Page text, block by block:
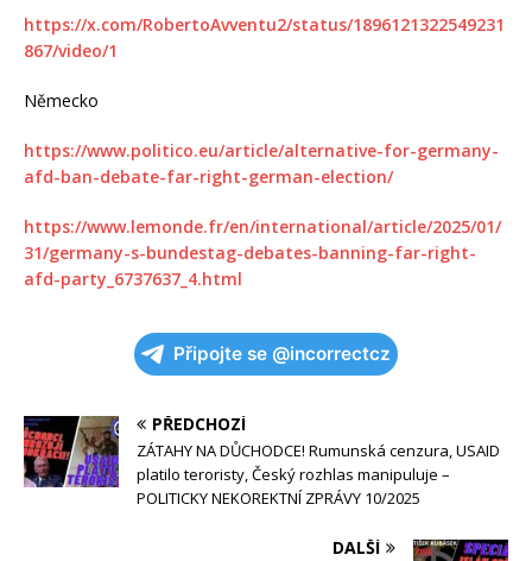
https://x.com/RobertoAvventu2/status/1896121322549231
867/video/1
Německo
https://www.politico.eu/article/alternative-for-germany-
afd-ban-debate-far-right-german-election/
https://www.lemonde.fr/en/international/article/2025/01/
31/germany-s-bundestag-debates-banning-far-right-
afd-party_6737637_4.html
Připojte se @incorrectcz
PŘEDCHOZÍ
ZÁTAHY NA DŮCHODCE! Rumunská cenzura, USAID
platilo teroristy, Český rozhlas manipuluje –
POLITICKY NEKOREKTNÍ ZPRÁVY 10/2025
DALŠÍ